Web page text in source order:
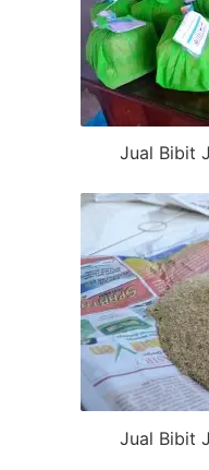
Jual Bibit
Jual Bibit